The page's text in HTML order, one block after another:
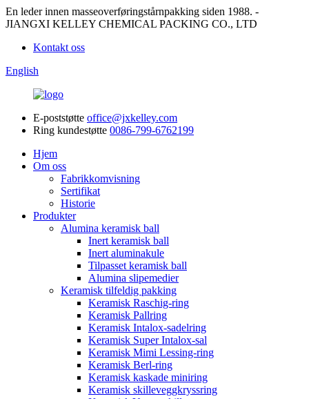
En leder innen masseoverføringstårnpakking siden 1988. -
JIANGXI KELLEY CHEMICAL PACKING CO., LTD
Kontakt oss
English
E-poststøtte office@jxkelley.com
Ring kundestøtte 0086-799-6762199
Hjem
Om oss
Fabrikkomvisning
Sertifikat
Historie
Produkter
Alumina keramisk ball
Inert keramisk ball
Inert aluminakule
Tilpasset keramisk ball
Alumina slipemedier
Keramisk tilfeldig pakking
Keramisk Raschig-ring
Keramisk Pallring
Keramisk Intalox-sadelring
Keramisk Super Intalox-sal
Keramisk Mimi Lessing-ring
Keramisk Berl-ring
Keramisk kaskade miniring
Keramisk skilleveggkryssring